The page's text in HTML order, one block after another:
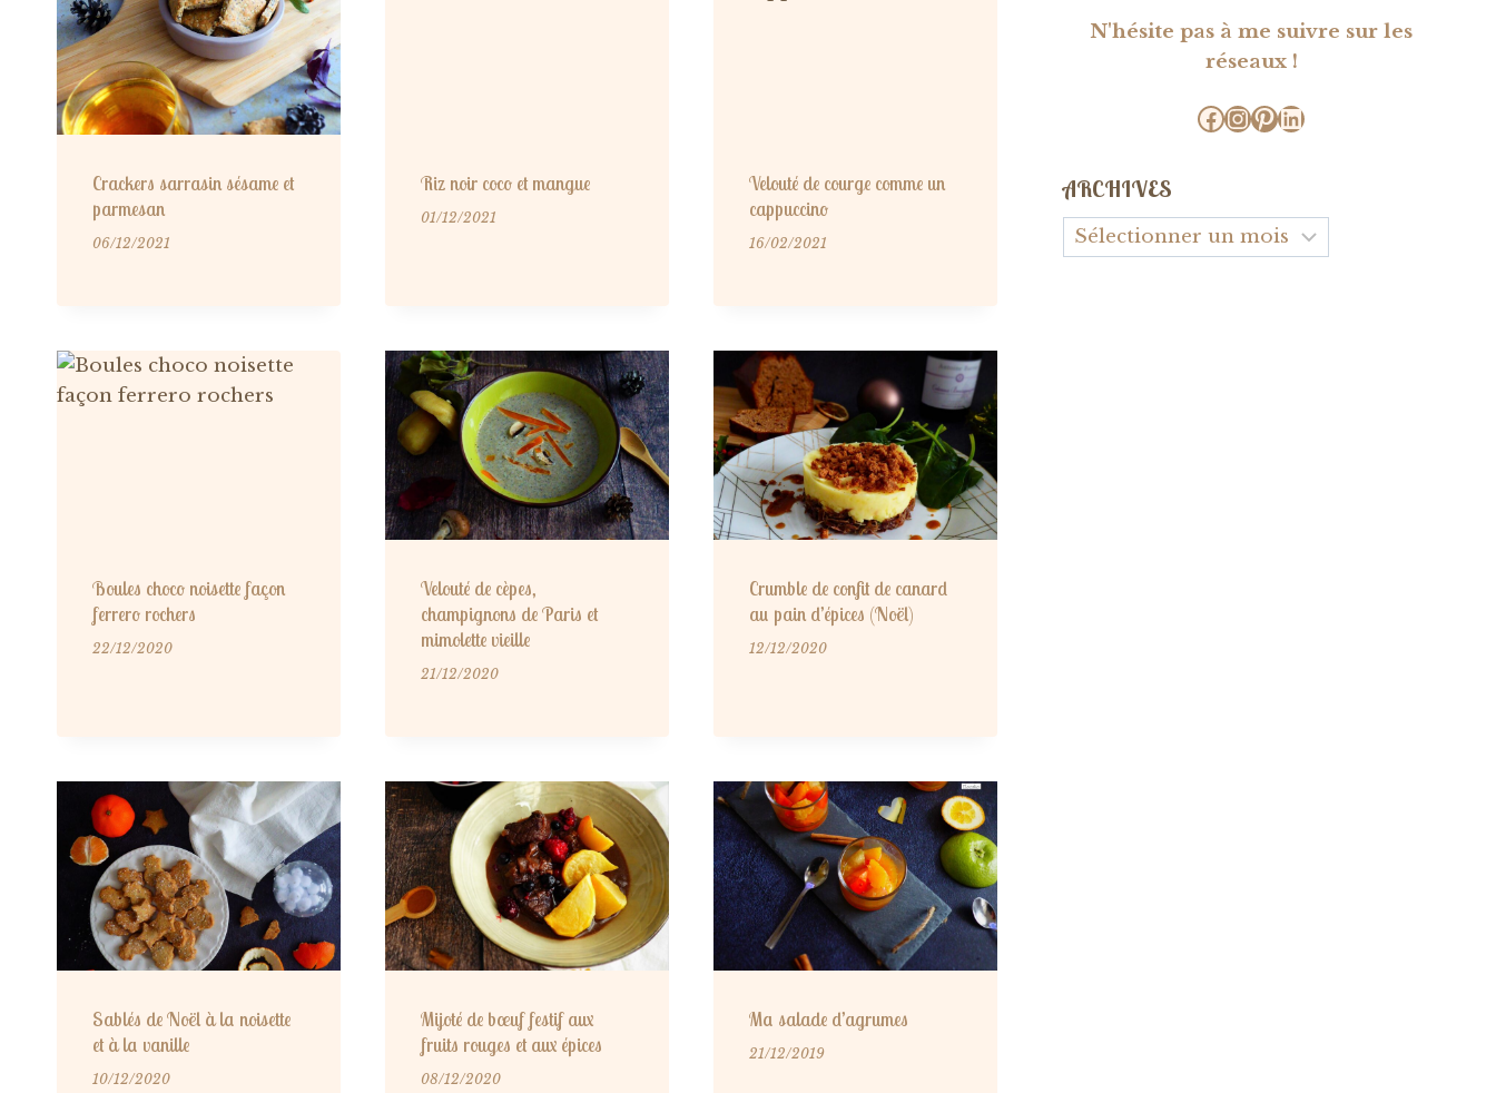
Crackers sarrasin sésame et
parmesan
06/12/2021
Riz noir coco et mangue
01/12/2021
Velouté de courge comme un
cappuccino
16/02/2021
Boules choco noisette façon
ferrero rochers
22/12/2020
Velouté de cèpes,
champignons de Paris et
mimolette vieille
21/12/2020
Crumble de confit de canard
au pain d’épices (Noël)
12/12/2020
Sablés de Noël à la noisette
et à la vanille
10/12/2020
Mijoté de bœuf festif aux
fruits rouges et aux épices
08/12/2020
Ma salade d’agrumes
21/12/2019
N'hésite pas à me suivre sur les
réseaux !
Facebook
Instagram
Pinterest
LinkedIn
ARCHIVES
Archives